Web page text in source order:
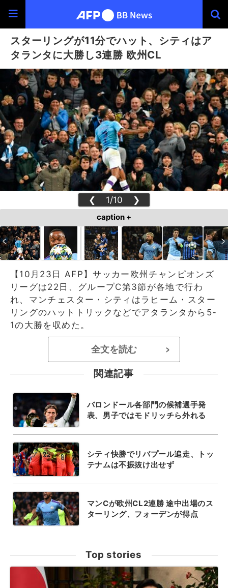
スターリングが11分でハット、シティはア
タランタに大勝し3連勝 欧州CL
❮ 1/10 ❯
caption +
【10月23日 AFP】サッカー欧州チャンピオンズ
リーグは22日、グループC第3節が各地で行わ
れ、マンチェスター・シティはラヒーム・スター
リングのハットトリックなどでアタランタから5-
1の大勝を収めた。
全文を読む >
関連記事
バロンドール各部門の候補選手発
表、男子ではモドリッチら外れる
シティ快勝でリバプール追走、トッ
テナムは不振抜け出せず
マンCが欧州CL2連勝 途中出場のス
ターリング、フォーデンが得点
Top stories